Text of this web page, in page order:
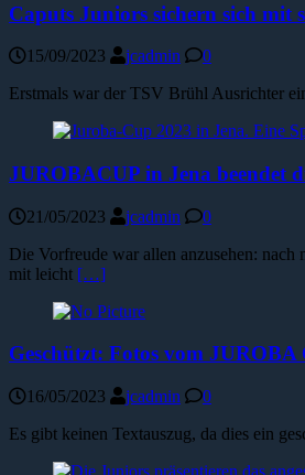
Caputs Juniors sichern sich mit
15/09/2023 jcadmin
0
Erstmals war der TSV Brühl Ausrichter
JUROBACUP in Jena beendet
21/05/2023 jcadmin
0
Die Vorfreude war allen anzusehen:
mit leicht […]
Geschützt: Fotos vom JUROBA
16/05/2023 jcadmin
0
Es gibt keinen Textauszug, da dies ein